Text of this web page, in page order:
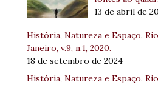
13 de abril de
História, Natureza e Espaço.
Janeiro, v.9, n.1, 2020.
18 de setembro de 2024
História, Natureza e Espaço.